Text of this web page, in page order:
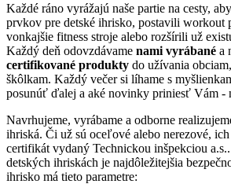
Každé ráno vyrážajú naše partie na cesty,
prvkov pre detské ihrisko, postavili workout
vonkajšie fitness stroje alebo rozšírili už
Každý deň odovzdávame nami vyrábané a
certifikované produkty do užívania
škôlkam. Každý večer si líhame s
posunúť ďalej a aké novinky priniesť Vám -
Navrhujeme, vyrábame a odborne
ihriská. Či už sú oceľové alebo nerezové,
certifikát vydaný Technickou inšpekciou
detských ihriskách je najdôležitejšia
ihrisko má tieto parametre: